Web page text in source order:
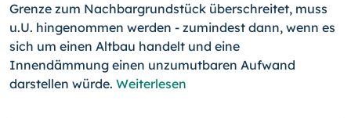
Grenze zum Nach­bar­grund­stück überschreitet, muss
u.U. hingenommen werden - zumindest dann, wenn es
sich um einen Altbau handelt und eine
Innendämmung einen unzumutbaren Aufwand
darstellen würde. Weiterlesen